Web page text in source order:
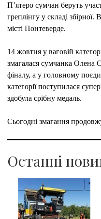
П’ятеро сумчан беруть
греплінгу у складі збірної.
місті Понтеверде.
14 жовтня у ваговій
змагалася сумчанка Олена
фіналу, а у головному
категорії поступилася
здобула срібну медаль.
Сьогодні змагання
Останні